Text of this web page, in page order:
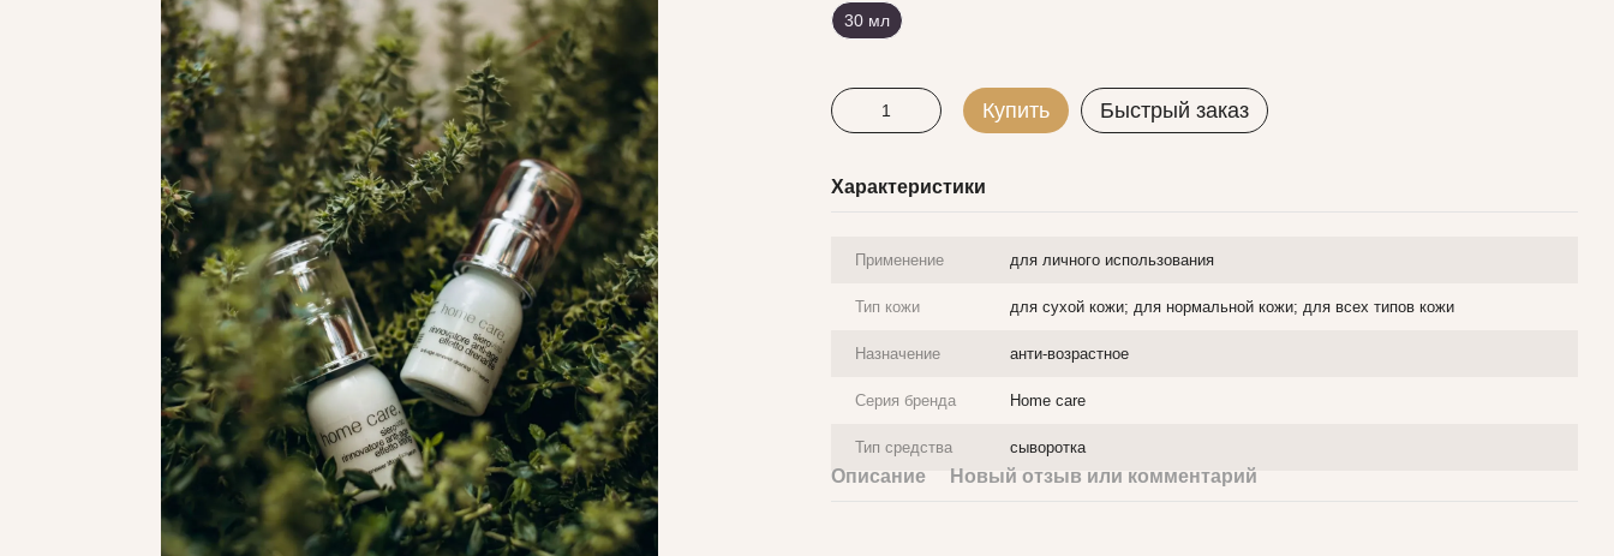
30 мл
Купить Быстрый заказ
Характеристики
Применение для личного использования
Тип кожи для сухой кожи; для нормальной кожи; для всех типов кожи
Назначение анти-возрастное
Серия бренда Home care
Тип средства сыворотка
Описание Новый отзыв или комментарий